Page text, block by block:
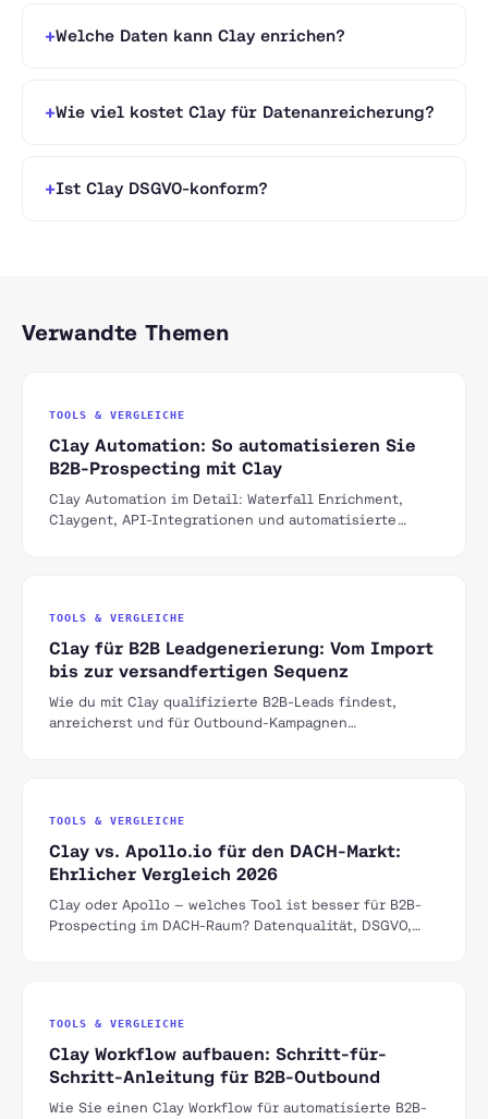
Welche Daten kann Clay enrichen?
Wie viel kostet Clay für Datenanreicherung?
Ist Clay DSGVO-konform?
Verwandte Themen
TOOLS & VERGLEICHE
Clay Automation: So automatisieren Sie
B2B-Prospecting mit Clay
Clay Automation im Detail: Waterfall Enrichment,
Claygent, API-Integrationen und automatisierte
TOOLS & VERGLEICHE
Clay für B2B Leadgenerierung: Vom Import
bis zur versandfertigen Sequenz
Wie du mit Clay qualifizierte B2B-Leads findest,
anreicherst und für Outbound-Kampagnen
TOOLS & VERGLEICHE
Clay vs. Apollo.io für den DACH-Markt:
Ehrlicher Vergleich 2026
Clay oder Apollo — welches Tool ist besser für B2B-
Prospecting im DACH-Raum? Datenqualität, DSGVO,
TOOLS & VERGLEICHE
Clay Workflow aufbauen: Schritt-für-
Schritt-Anleitung für B2B-Outbound
Wie Sie einen Clay Workflow für automatisierte B2B-